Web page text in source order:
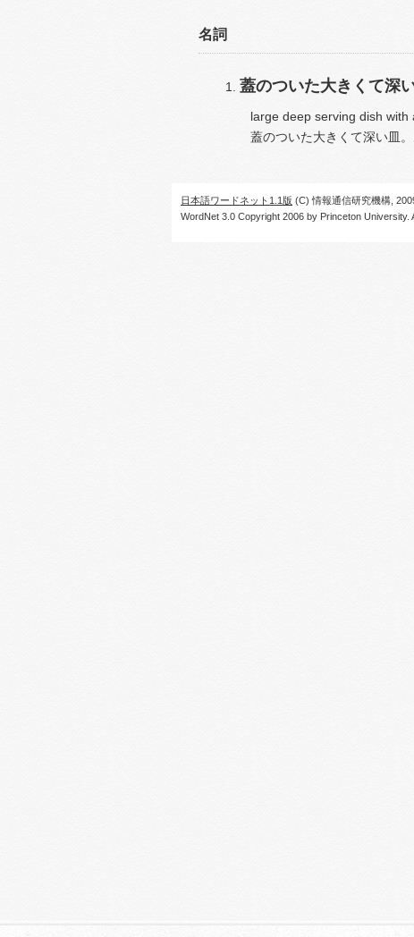
名詞
蓋のついた大きくて深
large deep serving dish with
蓋のついた大きくて深い皿
日本語ワードネット1.1版 (C) 情報通信研究機構,
WordNet 3.0 Copyright 2006 by Princeton University.